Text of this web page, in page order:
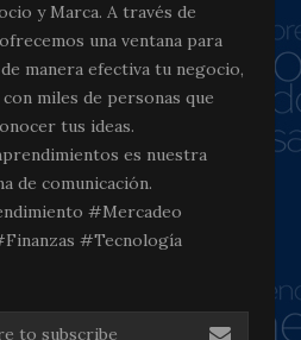
y Marca. A través de
una ventana para
manera efectiva tu negocio,
miles de personas que
tus ideas.
es nuestra
de comunicación.
#Mercadeo
#Tecnología